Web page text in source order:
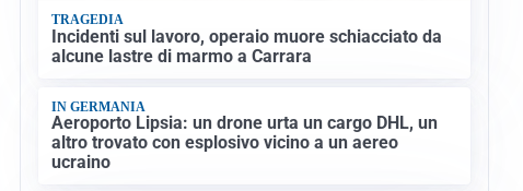
TRAGEDIA
Incidenti sul lavoro, operaio muore schiacciato da
alcune lastre di marmo a Carrara
IN GERMANIA
Aeroporto Lipsia: un drone urta un cargo DHL, un
altro trovato con esplosivo vicino a un aereo
ucraino